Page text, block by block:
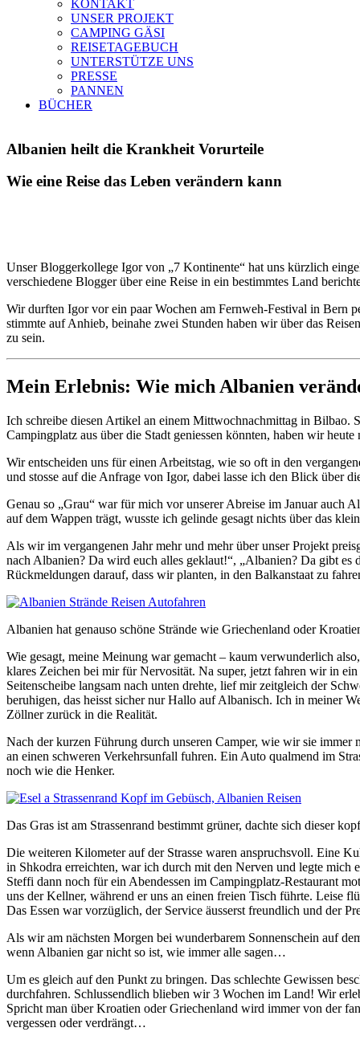
KONTAKT
UNSER PROJEKT
CAMPING GÄSI
REISETAGEBUCH
UNTERSTÜTZE UNS
PRESSE
PANNEN
BÜCHER
Albanien heilt die Krankheit Vorurteile
Wie eine Reise das Leben verändern kann
Unser Bloggerkollege Igor von „7 Kontinente“ hat uns kürzlich
verschiedene Blogger über eine Reise in ein bestimmtes Land
Wir durften Igor vor ein paar Wochen am Fernweh-Festival in Bern
stimmte auf Anhieb, beinahe zwei Stunden haben wir über das
zu sein.
Mein Erlebnis: Wie mich Albanien
Ich schreibe diesen Artikel an einem Mittwochnachmittag in Bilbao.
Campingplatz aus über die Stadt geniessen könnten, haben wir
Wir entscheiden uns für einen Arbeitstag, wie so oft in den
und stosse auf die Anfrage von Igor, dabei lasse ich den Blick über
Genau so „Grau“ war für mich vor unserer Abreise im Januar auch
auf dem Wappen trägt, wusste ich gelinde gesagt nichts über das
Als wir im vergangenen Jahr mehr und mehr über unser Projekt
nach Albanien? Da wird euch alles geklaut!“, „Albanien? Da gibt es
Rückmeldungen darauf, dass wir planten, in den Balkanstaat zu
Albanien hat genauso schöne Strände wie Griechenland oder
Wie gesagt, meine Meinung war gemacht – kaum verwunderlich
klares Zeichen bei mir für Nervosität. Na super, jetzt fahren wir in
Seitenscheibe langsam nach unten drehte, lief mir zeitgleich der
beruhigen, das heisst sicher nur Hallo auf Albanisch. Ich in meiner
Zöllner zurück in die Realität.
Nach der kurzen Führung durch unseren Camper, wie wir sie
an einen schweren Verkehrsunfall fuhren. Ein Auto qualmend im
noch wie die Henker.
Das Gras ist am Strassenrand bestimmt grüner, dachte sich dieser
Die weiteren Kilometer auf der Strasse waren anspruchsvoll. Eine
in Shkodra erreichten, war ich durch mit den Nerven und legte mich
Steffi dann noch für ein Abendessen im Campingplatz-Restaurant
uns der Kellner, während er uns an einen freien Tisch führte. Leise
Das Essen war vorzüglich, der Service äusserst freundlich und der
Als wir am nächsten Morgen bei wunderbarem Sonnenschein auf
wenn Albanien gar nicht so ist, wie immer alle sagen…
Um es gleich auf den Punkt zu bringen. Das schlechte Gewissen
durchfahren. Schlussendlich blieben wir 3 Wochen im Land! Wir
Spricht man über Kroatien oder Griechenland wird immer von der
vergessen oder verdrängt…